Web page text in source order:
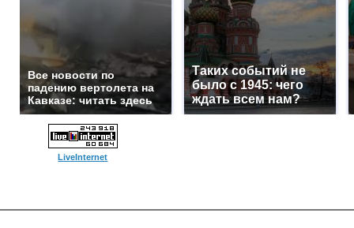
Все новости по
падению вертолета на
Кавказе: читать здесь
Таких событий не
было с 1945: чего
ждать всем нам?
LiveInternet